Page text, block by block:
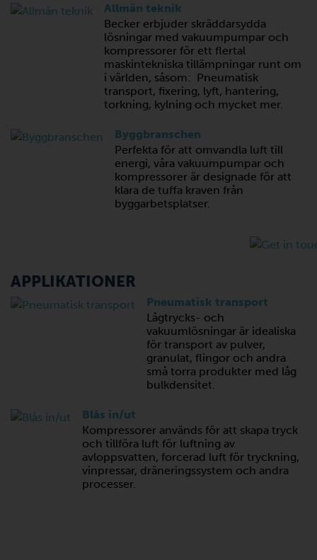
Allmän teknik
Becker erbjuder skräddarsydda
lösningar med vakuumpumpar och
kompressorer för ett flertal
maskintekniska tillämpningar runt om
i världen, såsom: Pneumatisk
transport, fixering, lyft, hantering,
torkning, kylning och mycket mer.
Byggbranschen
Perfekta för att omvandla luft till
energi, våra vakuumpumpar och
kompressorer är designade för att
klara de tuffa kraven från
byggarbetsplatser.
APPLIKATIONER
Pneumatisk transport
Lågtrycks- och
vakuumlösningar är idealiska
för transport av pulver,
granulat, flingor och andra
små torra produkter med låg
bulkdensitet.
Blås in/ut
Kompressorer används för att skapa tryck
och tillföra luft för luftning av
avloppsvatten, forcerad luft för tryckning,
vinpressar, dräneringssystem och andra
processer.